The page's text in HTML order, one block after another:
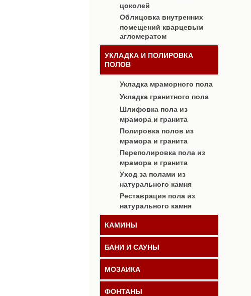
цоколей
Облицовка внутренних
помещений кварцевым
агломератом
УКЛАДКА И ПОЛИРОВКА
ПОЛОВ
Укладка мраморного пола
Укладка гранитного пола
Шлифовка пола из
мрамора и гранита
Полировка полов из
мрамора и гранита
Переполировка пола из
мрамора и гранита
Уход за полами из
натурального камня
Реставрация пола из
натурального камня
КАМИНЫ
БАНИ И САУНЫ
МОЗАИКА
ФОНТАНЫ